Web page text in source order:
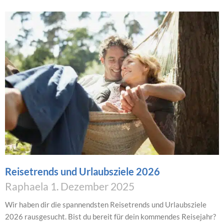
Reisetrends und Urlaubsziele 2026
Raphaela 1. Dezember 2025
Wir haben dir die spannendsten Reisetrends und Urlaubsziele
2026 rausgesucht. Bist du bereit für dein kommendes Reisejahr?